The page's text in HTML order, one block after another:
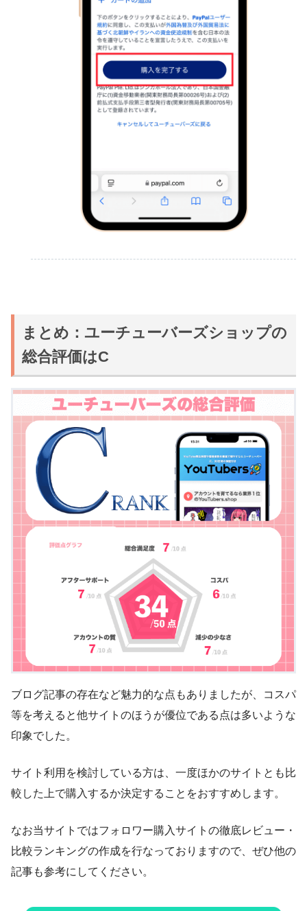
まとめ：ユーチューバーズショップの
総合評価はC
ブログ記事の存在など魅力的な点もありましたが、コスパ
等を考えると他サイトのほうが優位である点は多いような
印象でした。
サイト利用を検討している方は、一度ほかのサイトとも比
較した上で購入するか決定することをおすすめします。
なお当サイトではフォロワー購入サイトの徹底レビュー・
比較ランキングの作成を行なっておりますので、ぜひ他の
記事も参考にしてください。